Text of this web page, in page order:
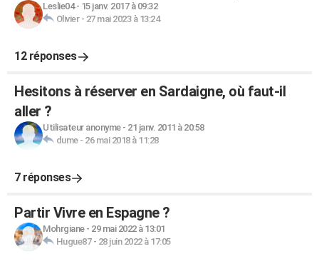
Leslie04- 15 janv. 2017 à 09:32
Olivier- 27 mai 2023 à 13:24
12 réponses
Hesitons à réserver en Sardaigne, où faut-il
aller ?
Utilisateur anonyme- 21 janv. 2011 à 20:58
dume- 26 mai 2018 à 11:28
7 réponses
Partir Vivre en Espagne ?
Mohrgiane- 29 mai 2022 à 13:01
Hugue87- 28 juin 2022 à 17:05